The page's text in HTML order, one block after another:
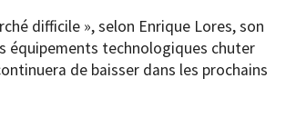
difficile », selon Enrique Lores, son
équipements technologiques chuter
de baisser dans les prochains